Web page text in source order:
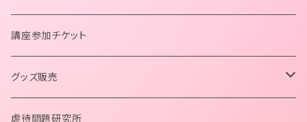
講座参加チケット
グッズ販売
ペンデュラム
虐待問題研究所